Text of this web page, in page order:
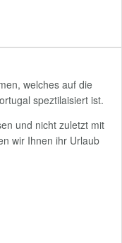
welches auf die
speztilaisiert ist.
und nicht zuletzt mit
wir Ihnen ihr Urlaub